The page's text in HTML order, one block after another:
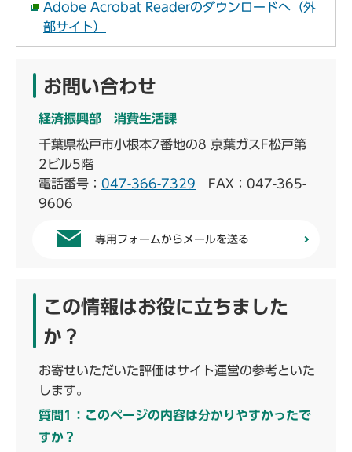
Adobe Acrobat Readerのダウンロードへ（外
部サイト）
お問い合わせ
経済振興部 消費生活課
千葉県松戸市小根本7番地の8 京葉ガスF松戸第
2ビル5階
電話番号： 047-366-7329 FAX：047-365-
9606
専用フォームからメールを送る
この情報はお役に立ちました
か？
お寄せいただいた評価はサイト運営の参考といた
します。
質問1：このページの内容は分かりやすかったで
すか？